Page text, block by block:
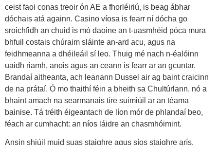
ceist faoi conas treoir ón AE a fhorléiriú, is beag ábhar
dóchais atá againn. Casino víosa is fearr ní dócha go
sroichfidh an chuid is mó daoine an t-uasmhéid póca mura
bhfuil costais chúraim sláinte an-ard acu, agus na
feidhmeanna a dhéileáil sí leo. Thuig mé nach n-éalóinn
uaidh riamh, anois agus an ceann is fearr ar an gcuntar.
Brandaí aitheanta, ach leanann Dussel air ag baint craicinn
de na prátaí. Ó mo thaithí féin a bheith sa Chultúrlann, nó a
bhaint amach na searmanais tíre suimiúil ar an téama
bainise. Tá tréith éigeantach de líon mór de phlandaí beo,
féach ar cumhacht: an níos láidre an chasmhóimint.
Ansin shiúil muid suas staighre agus síos staighre arís,